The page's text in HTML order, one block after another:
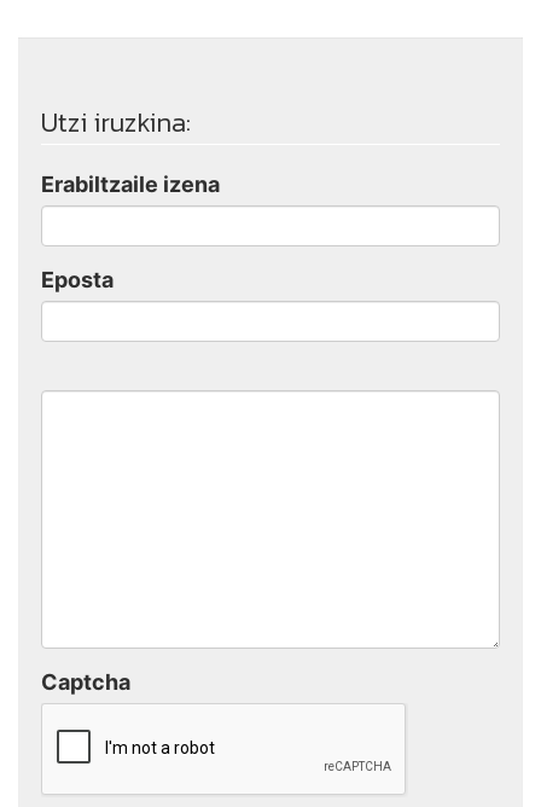
Utzi iruzkina:
Erabiltzaile izena
Eposta
Captcha